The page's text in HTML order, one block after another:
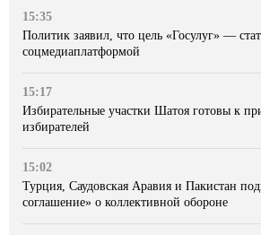
15:35
Политик заявил, что цель «Госулуг» —
соцмедиаплатформой
15:17
Избирательные участки Шатоя готовы к
избирателей
15:02
Турция, Саудовская Аравия и Пакистан
соглашение» о коллективной обороне